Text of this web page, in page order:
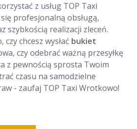
z usług TOP Taxi
profesjonalną obsługą,
szybkością realizacji zleceń.
chcesz wysłać bukiet
czy odebrać ważną przesyłkę
z pewnością sprosta Twoim
czasu na samodzielne
- zaufaj TOP Taxi Wrotkowo!